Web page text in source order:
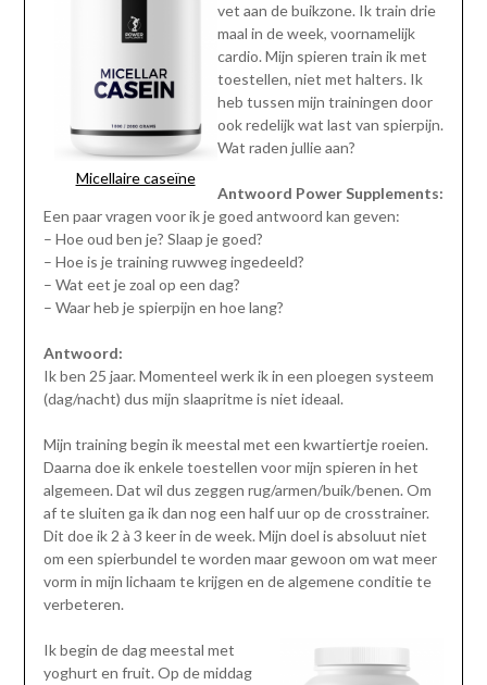
Micellaire caseïne
vet aan de buikzone. Ik train drie
maal in de week, voornamelijk
cardio. Mijn spieren train ik met
toestellen, niet met halters. Ik
heb tussen mijn trainingen door
ook redelijk wat last van spierpijn.
Wat raden jullie aan?
Antwoord Power Supplements:
Een paar vragen voor ik je goed antwoord kan geven:
– Hoe oud ben je? Slaap je goed?
– Hoe is je training ruwweg ingedeeld?
– Wat eet je zoal op een dag?
– Waar heb je spierpijn en hoe lang?
Antwoord:
Ik ben 25 jaar. Momenteel werk ik in een ploegen systeem
(dag/nacht) dus mijn slaapritme is niet ideaal.
Mijn training begin ik meestal met een kwartiertje roeien.
Daarna doe ik enkele toestellen voor mijn spieren in het
algemeen. Dat wil dus zeggen rug/armen/buik/benen. Om
af te sluiten ga ik dan nog een half uur op de crosstrainer.
Dit doe ik 2 à 3 keer in de week. Mijn doel is absoluut niet
om een spierbundel te worden maar gewoon om wat meer
vorm in mijn lichaam te krijgen en de algemene conditie te
verbeteren.
Ik begin de dag meestal met
yoghurt en fruit. Op de middag